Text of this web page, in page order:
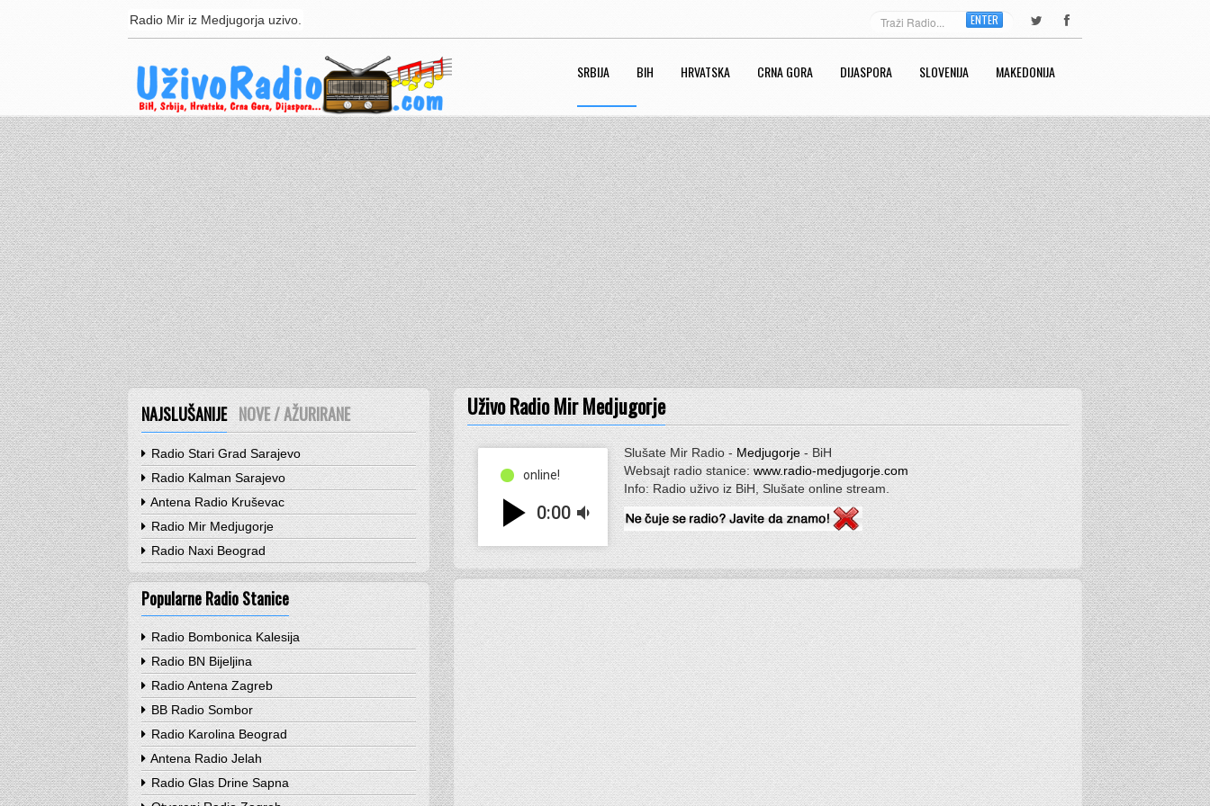
Radio Mir iz Medjugorja uzivo. ENTER
SRBIJA BIH HRVATSKA CRNA GORA DIJASPORA SLOVENIJA MAKEDONIJA
Uživo Radio Mir Medjugorje
online!
play_arrow 0:00 volume_down
Slušate Mir Radio - Medjugorje- BiH
Websajt radio stanice:www.radio-medjugorje.com
Info: Radio uživo iz BiH, Slušate online stream.
NAJSLUŠANIJE NOVE / AŽURIRANE
Radio Stari Grad Sarajevo
Radio Kalman Sarajevo
Antena Radio Kruševac
Radio Mir Medjugorje
Radio Naxi Beograd
Popularne Radio Stanice
Radio Bombonica Kalesija
Radio BN Bijeljina
Radio Antena Zagreb
BB Radio Sombor
Radio Karolina Beograd
Antena Radio Jelah
Radio Glas Drine Sapna